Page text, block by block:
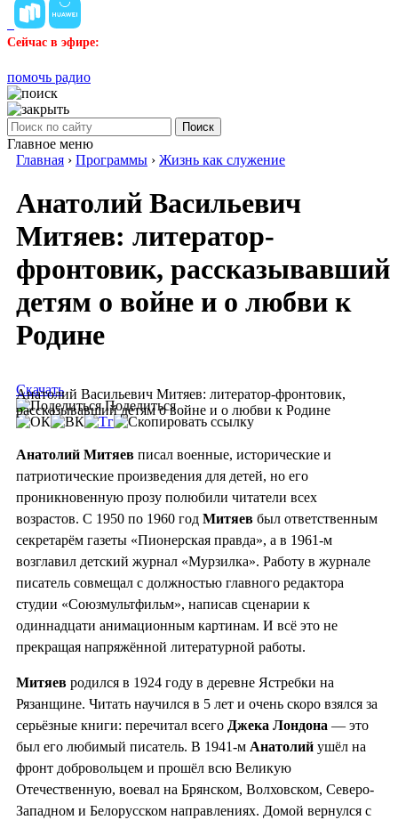
Сейчас в эфире:
помочь радио
Поиск
Главное меню
Главная › Программы › Жизнь как служение
Анатолий Васильевич
Митяев: литератор-
фронтовик, рассказывавший
детям о войне и о любви к
Родине
Анатолий Васильевич Митяев: литератор-фронтовик,
рассказывавший детям о войне и о любви к Родине
Скачать
Поделиться
Анатолий Митяев писал военные, исторические и
патриотические произведения для детей, но его
проникновенную прозу полюбили читатели всех
возрастов. С 1950 по 1960 год Митяев был ответственным
секретарём газеты «Пионерская правда», а в 1961-м
возглавил детский журнал «Мурзилка». Работу в журнале
писатель совмещал с должностью главного редактора
студии «Союзмультфильм», написав сценарии к
одиннадцати анимационным картинам. И всё это не
прекращая напряжённой литературной работы.
Митяев родился в 1924 году в деревне Ястребки на
Рязанщине. Читать научился в 5 лет и очень скоро взялся за
серьёзные книги: перечитал всего Джека Лондона — это
был его любимый писатель. В 1941-м Анатолий ушёл на
фронт добровольцем и прошёл всю Великую
Отечественную, воевал на Брянском, Волховском, Северо-
Западном и Белорусском направлениях. Домой вернулся с